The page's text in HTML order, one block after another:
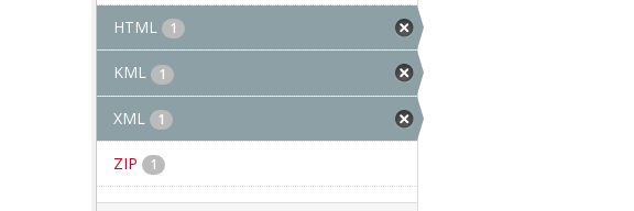
HTML 1
KML 1
XML 1
ZIP 1